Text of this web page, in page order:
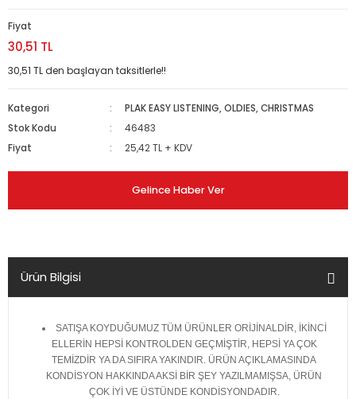
Fiyat
30,51 TL
30,51 TL den başlayan taksitlerle!!
Kategori
PLAK EASY LISTENING, OLDIES, CHRISTMAS
Stok Kodu
46483
Fiyat
25,42 TL + KDV
Gelince Haber Ver
Ürün Bilgisi
SATIŞA KOYDUĞUMUZ TÜM ÜRÜNLER ORİJİNALDİR, İKİNCİ
ELLERİN HEPSİ KONTROLDEN GEÇMİŞTİR, HEPSİ YA ÇOK
TEMİZDİR YA DA SIFIRA YAKINDIR. ÜRÜN AÇIKLAMASINDA
KONDİSYON HAKKINDA AKSİ BİR ŞEY YAZILMAMIŞSA, ÜRÜN
ÇOK İYİ VE ÜSTÜNDE KONDİSYONDADIR.